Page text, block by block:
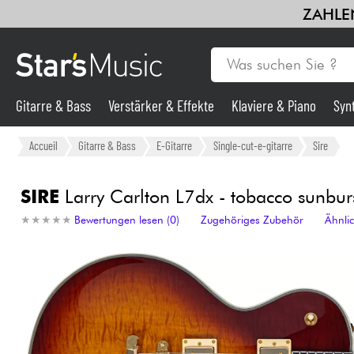
Gitarre & Bass
Synths & samplers
Licht
Violinen & Quartett
Gitarre & Bass Verstärker & Effekte Klaviere & Piano
Accueil Gitarre & Bass E-Gitarre Single-cut-e-gitarre Sire
SIRE Larry Carlton L7dx - tobacco
★ ★ ★ ★ ★
★ ★ ★ ★ ★ Bewertungen lesen (0) Zugehöriges Zubehör